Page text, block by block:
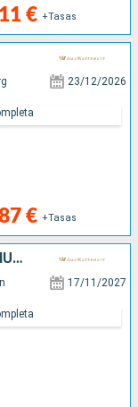
€ +Tasas
23/12/2026
€ +Tasas
ALEMANIA, AUSTRIA, ESLOVAQUIA, HUNGRÍA
17/11/2027